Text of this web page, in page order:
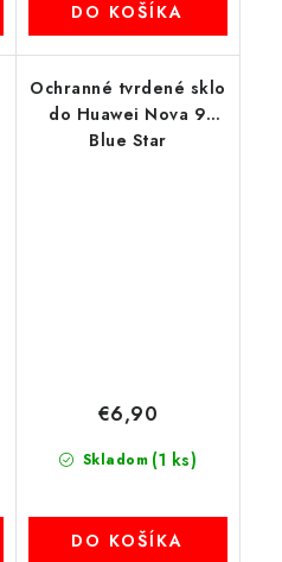
DO KOŠÍKA
Ochranné tvrdené sklo
do Huawei Nova 9
Blue Star
Skladom (1 ks)
€6,90
DO KOŠÍKA